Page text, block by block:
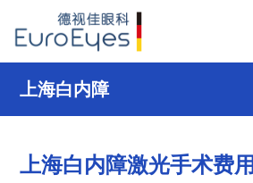
上海白内障
上海白内障激光手术费用